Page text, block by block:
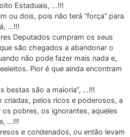
Estaduais, …!!!
ou dois, pois não terá “força” para
…!!!
Deputados cumpram os seus
são chegados a abandonar o
não pode fazer mais nada e,
Pior é que ainda encontram
bestas são a maioria”, …!!!
criadas, pelos ricos e poderosos, a
os pobres, os ignorantes, aqueles
…!!!
e condenados, ou então levam